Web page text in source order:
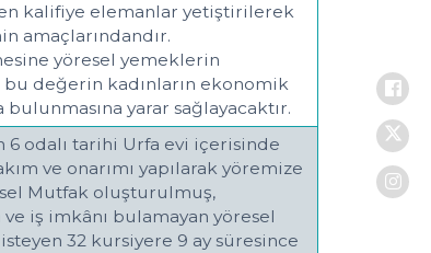
kalifiye elemanlar yetiştirilerek
amaçlarındandır.
yöresel yemeklerin
bu değerin kadınların ekonomik
yarar sağlayacaktır.
6 odalı tarihi Urfa evi içerisinde
ve onarımı yapılarak yöremize
Mutfak oluşturulmuş,
iş imkânı bulamayan yöresel
32 kursiyere 9 ay süresince